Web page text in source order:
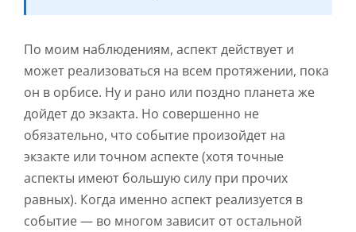
По моим наблюдениям, аспект действует и
может реализоваться на всем протяжении, пока
он в орбисе. Ну и рано или поздно планета же
дойдет до экзакта. Но совершенно не
обязательно, что событие произойдет на
экзакте или точном аспекте (хотя точные
аспекты имеют большую силу при прочих
равных). Когда именно аспект реализуется в
событие — во многом зависит от остальной